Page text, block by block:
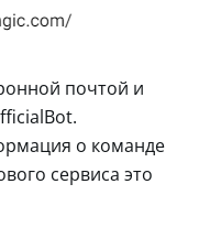
почтой и
о команде
сервиса это